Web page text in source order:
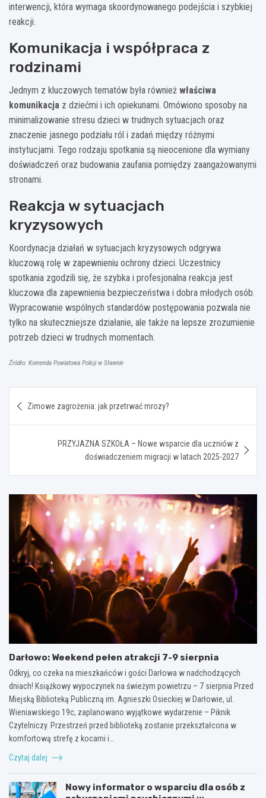
interwencji, która wymaga skoordynowanego podejścia i szybkiej
reakcji.
Komunikacja i współpraca z
rodzinami
Jednym z kluczowych tematów była również właściwa
komunikacja z dziećmi i ich opiekunami. Omówiono sposoby na
minimalizowanie stresu dzieci w trudnych sytuacjach oraz
znaczenie jasnego podziału ról i zadań między różnymi
instytucjami. Tego rodzaju spotkania są nieocenione dla wymiany
doświadczeń oraz budowania zaufania pomiędzy zaangażowanymi
stronami.
Reakcja w sytuacjach
kryzysowych
Koordynacja działań w sytuacjach kryzysowych odgrywa
kluczową rolę w zapewnieniu ochrony dzieci. Uczestnicy
spotkania zgodzili się, że szybka i profesjonalna reakcja jest
kluczowa dla zapewnienia bezpieczeństwa i dobra młodych osób.
Wypracowanie wspólnych standardów postępowania pozwala nie
tylko na skuteczniejsze działanie, ale także na lepsze zrozumienie
potrzeb dzieci w trudnych momentach.
Źródło: Komenda Powiatowa Policji w Sławnie
wpisu
Zimowe zagrożenia: jak przetrwać mrozy?
PRZYJAZNA SZKOŁA – Nowe wsparcie dla uczniów z
doświadczeniem migracji w latach 2025-2027
Darłowo: Weekend pełen atrakcji 7-9 sierpnia
Odkryj, co czeka na mieszkańców i gości Darłowa w nadchodzących
dniach! Książkowy wypoczynek na świeżym powietrzu – 7 sierpnia Przed
Miejską Biblioteką Publiczną im. Agnieszki Osieckiej w Darłowie, ul.
Wieniawskiego 19c, zaplanowano wyjątkowe wydarzenie – Piknik
Czytelniczy. Przestrzeń przed biblioteką zostanie przekształcona w
komfortową strefę z kocami i…
Czytaj dalej
Nowy informator o wsparciu dla osób z